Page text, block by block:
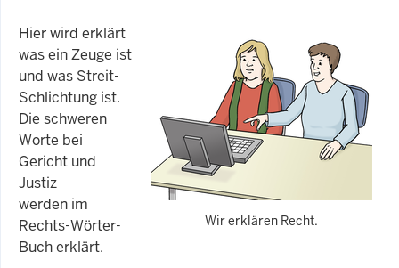
Wir erklären Recht.
Hier wird erklärt
was ein Zeuge ist
und was Streit-
Schlichtung ist.
Die schweren
Worte bei
Gericht und
Justiz
werden im
Rechts-Wörter-
Buch erklärt.